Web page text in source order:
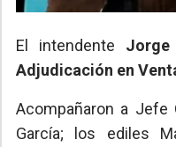
El intendente
Adjudicación en
Acompañaron a Jefe
García; los ediles